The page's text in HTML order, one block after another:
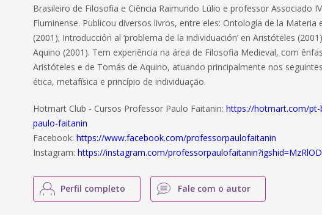
Brasileiro de Filosofia e Ciência Raimundo Lúlio e professor Associado
Fluminense. Publicou diversos livros, entre eles: Ontología de la Materia
(2001); Introducción al ‘problema de la individuación’ en Aristóteles
Aquino (2001). Tem experiência na área de Filosofia Medieval, com
Aristóteles e de Tomás de Aquino, atuando principalmente nos
ética, metafísica e princípio de individuação.
Hotmart Club - Cursos Professor Paulo Faitanin:https://hotmart.com/
paulo-faitanin
Facebook:https://www.facebook.com/professorpaulofaitanin
Instagram:https://instagram.com/
Perfil completo Fale com o autor